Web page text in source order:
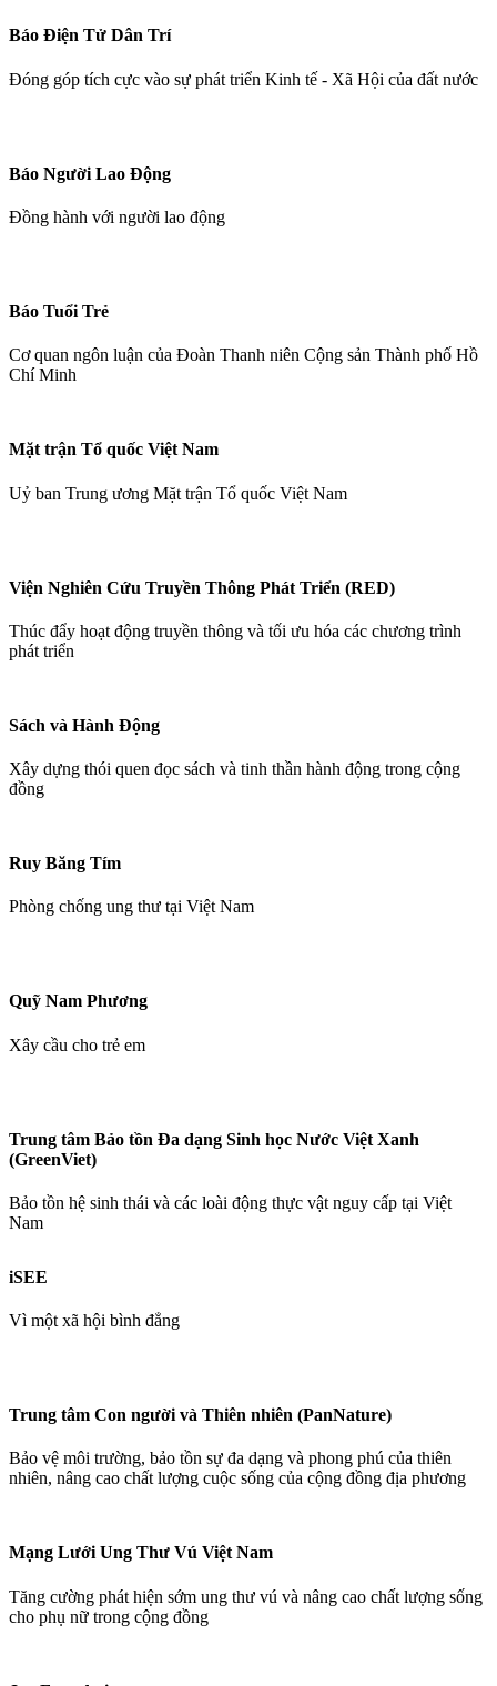
Báo Điện Tử Dân Trí
Đóng góp tích cực vào sự phát triển Kinh tế - Xã Hội của đất nước
Báo Người Lao Động
Đồng hành với người lao động
Báo Tuổi Trẻ
Cơ quan ngôn luận của Đoàn Thanh niên Cộng sản Thành phố Hồ
Chí Minh
Mặt trận Tổ quốc Việt Nam
Uỷ ban Trung ương Mặt trận Tổ quốc Việt Nam
Viện Nghiên Cứu Truyền Thông Phát Triển (RED)
Thúc đẩy hoạt động truyền thông và tối ưu hóa các chương trình
phát triển
Sách và Hành Động
Xây dựng thói quen đọc sách và tinh thần hành động trong cộng
đồng
Ruy Băng Tím
Phòng chống ung thư tại Việt Nam
Quỹ Nam Phương
Xây cầu cho trẻ em
Trung tâm Bảo tồn Đa dạng Sinh học Nước Việt Xanh
(GreenViet)
Bảo tồn hệ sinh thái và các loài động thực vật nguy cấp tại Việt
Nam
iSEE
Vì một xã hội bình đẳng
Trung tâm Con người và Thiên nhiên (PanNature)
Bảo vệ môi trường, bảo tồn sự đa dạng và phong phú của thiên
nhiên, nâng cao chất lượng cuộc sống của cộng đồng địa phương
Mạng Lưới Ung Thư Vú Việt Nam
Tăng cường phát hiện sớm ung thư vú và nâng cao chất lượng sống
cho phụ nữ trong cộng đồng